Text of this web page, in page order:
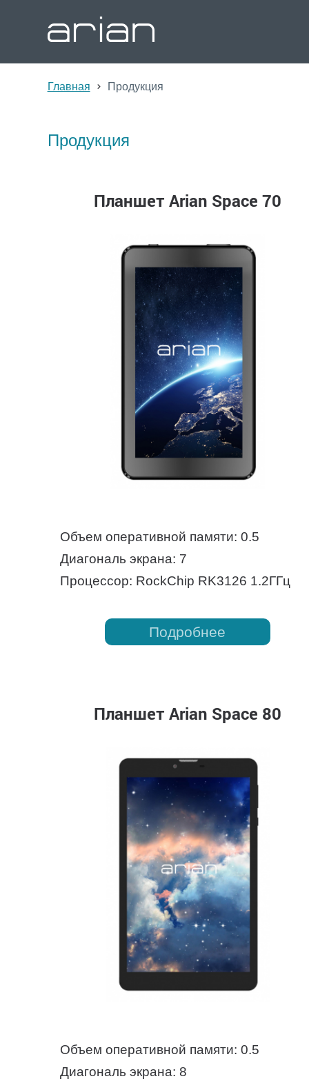
Главная Продукция
Продукция
Планшет Arian Space 70
Объем оперативной памяти: 0.5
Диагональ экрана: 7
Процессор: RockChip RK3126 1.2ГГц
Подробнее
Планшет Arian Space 80
Объем оперативной памяти: 0.5
Диагональ экрана: 8